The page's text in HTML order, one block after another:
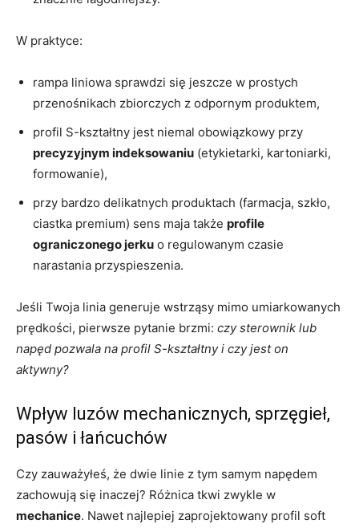
W praktyce:
rampa liniowa sprawdzi się jeszcze w prostych
przenośnikach zbiorczych z odpornym produktem,
profil S-kształtny jest niemal obowiązkowy przy
precyzyjnym indeksowaniu (etykietarki, kartoniarki,
formowanie),
przy bardzo delikatnych produktach (farmacja, szkło,
ciastka premium) sens maja także profile
ograniczonego jerku o regulowanym czasie
narastania przyspieszenia.
Jeśli Twoja linia generuje wstrząsy mimo umiarkowanych
prędkości, pierwsze pytanie brzmi: czy sterownik lub
napęd pozwala na profil S-kształtny i czy jest on
aktywny?
Wpływ luzów mechanicznych, sprzęgieł,
pasów i łańcuchów
Czy zauważyłeś, że dwie linie z tym samym napędem
zachowują się inaczej? Różnica tkwi zwykle w
mechanice. Nawet najlepiej zaprojektowany profil soft